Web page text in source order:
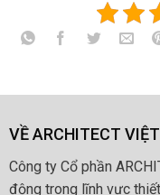
VỀ ARCHITECT VIỆT
Công ty Cổ phần
động trong lĩnh vực